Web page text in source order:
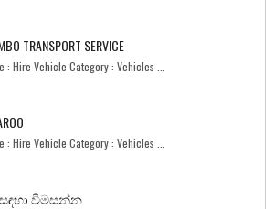
TRANSPORT SERVICE
: Hire Vehicle Category : Vehicles ...
: Hire Vehicle Category : Vehicles ...
විමසන්න